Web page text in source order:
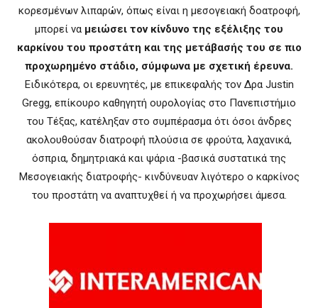
κορεσμένων λιπαρών, όπως είναι η μεσογειακή δοατροφή,
μπορεί να μειώσει τον κίνδυνο της εξέλιξης του
καρκίνου του προστάτη και της μετάβασής του σε πιο
προχωρημένο στάδιο, σύμφωνα με σχετική έρευνα.
Ειδικότερα, οι ερευνητές, με επικεφαλής τον Δρα Justin
Gregg, επίκουρο καθηγητή ουρολογίας στο Πανεπιστήμιο
του Τέξας, κατέληξαν στο συμπέρασμα ότι όσοι άνδρες
ακολουθούσαν διατροφή πλούσια σε φρούτα, λαχανικά,
όσπρια, δημητριακά και ψάρια -βασικά συστατικά της
Μεσογειακής διατροφής- κινδύνευαν λιγότερο ο καρκίνος
του προστάτη να αναπτυχθεί ή να προχωρήσει άμεσα.